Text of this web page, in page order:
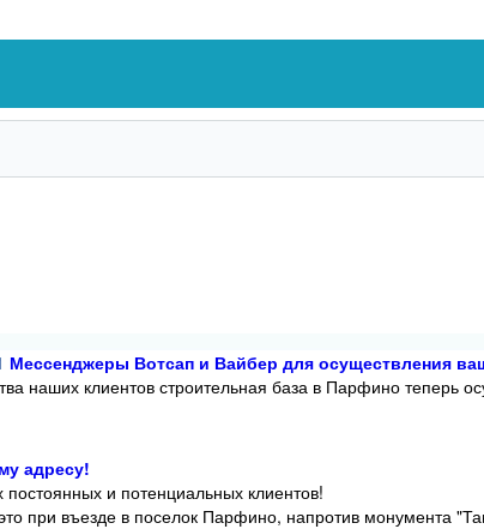
Мессенджеры Вотсап и Вайбер для осуществления
наших клиентов строительная база в Парфино теперь
адресу!
и потенциальных клиентов!
при въезде в поселок Парфино, напротив монумента